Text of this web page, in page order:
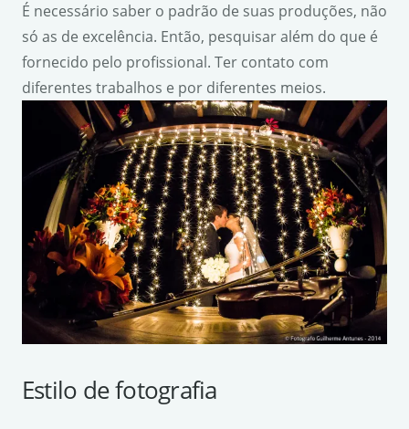
É necessário saber o padrão de suas produções, não
só as de excelência. Então, pesquisar além do que é
fornecido pelo profissional. Ter contato com
diferentes trabalhos e por diferentes meios.
Estilo de fotografia